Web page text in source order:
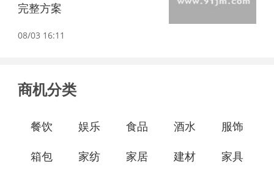
完整方案
08/03 16:11
商机分类
餐饮 娱乐 食品 酒水 服饰
箱包 家纺 家居 建材 家具